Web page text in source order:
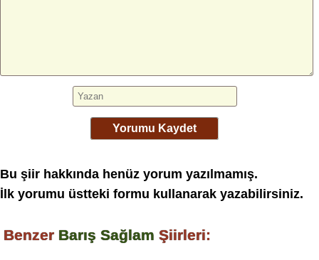
Yorumu Kaydet
Bu şiir hakkında henüz yorum yazılmamış.
İlk yorumu üstteki formu kullanarak yazabilirsiniz.
Benzer Barış Sağlam Şiirleri: